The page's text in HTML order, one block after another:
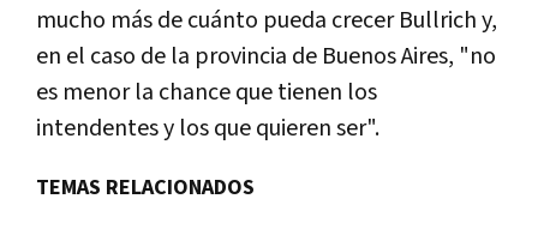
mucho más de cuánto pueda crecer Bullrich y,
en el caso de la provincia de Buenos Aires, "no
es menor la chance que tienen los
intendentes y los que quieren ser".
TEMAS RELACIONADOS